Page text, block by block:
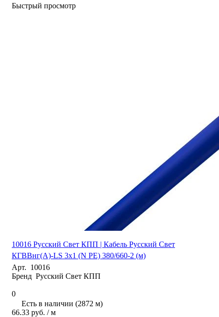
Быстрый просмотр
10016 Русский Свет КПП | Кабель Русский Свет
КГВВнг(А)-LS 3х1 (N PE) 380/660-2 (м)
Арт. 10016
Бренд Русский Свет КПП
0
Есть в наличии (2872 м)
66.33 руб. / м